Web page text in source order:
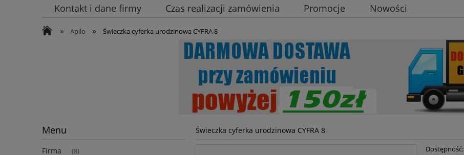
Kontakt i dane firmy Czas realizacji zamówienia Promocje Nowości
» Apilo » Świeczka cyferka urodzinowa CYFRA 8
Menu
Firma (8)
Świeczka cyferka urodzinowa CYFRA 8
Dostępność: